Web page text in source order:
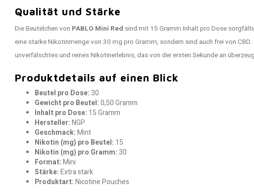
Qualität und Stärke
Die Beutelchen von PABLO Mini Red sind mit 15 Gramm Inhalt pro Dose
eine starke Nikotinmenge von 30 mg pro Gramm, sondern sind auch frei von
unverfälschtes und reines Nikotinerlebnis, das von der ersten Sekunde an
Produktdetails auf einen Blick
Beutel pro Dose: 30
Gewicht pro Beutel:0,50 Gramm
Inhalt pro Dose: 15 Gramm
Hersteller:NGP
Geschmack:Mint
Nikotin (mg) pro Beutel: 15
Nikotin (mg) pro Gramm: 30
Format:Mini
Stärke:Extra stark
Produktart:Nicotine Pouches